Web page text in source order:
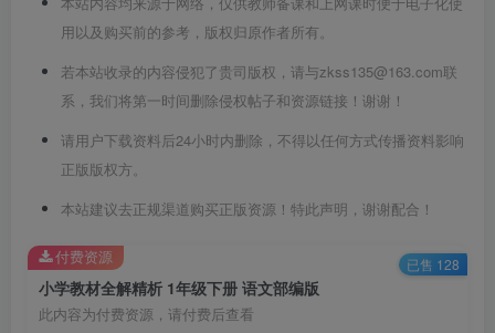
用以及购买前的参考，版权归原作者所有。
若本站收录的内容侵犯了贵司版权，请与zkss135@163.com联
系，我们将第一时间删除侵权帖子和资源链接！谢谢！
请用户下载资料后24小时内删除，不得以任何方式传播资料影响
正版版权方。
本站建议去正规渠道购买正版资源！特此声明，谢谢配合！
小学教材全解精析 1年级下册 语文部编版
此内容为付费资源，请付费后查看
付费资源 已售 128